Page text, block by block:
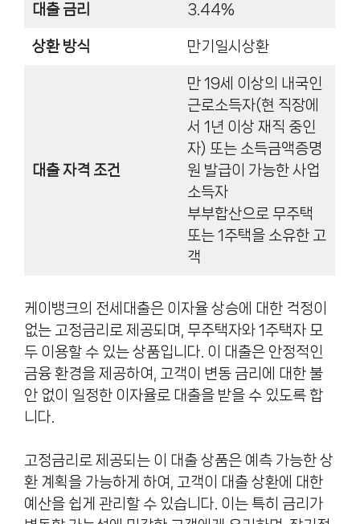
대출 금리 3.44%
상환 방식 만기일시상환
대출 자격 조건
만 19세 이상의 내국인
근로소득자(현 직장에
서 1년 이상 재직 중인
자) 또는 소득금액증명
원 발급이 가능한 사업
소득자
부부합산으로 무주택
또는 1주택을 소유한 고
객
케이뱅크의 전세대출은 이자율 상승에 대한 걱정이
없는 고정금리로 제공되며, 무주택자와 1주택자 모
두 이용할 수 있는 상품입니다. 이 대출은 안정적인
금융 환경을 제공하여, 고객이 변동 금리에 대한 불
안 없이 일정한 이자율로 대출을 받을 수 있도록 합
니다.
고정금리로 제공되는 이 대출 상품은 예측 가능한 상
환 계획을 가능하게 하여, 고객이 대출 상환에 대한
예산을 쉽게 관리할 수 있습니다. 이는 특히 금리가